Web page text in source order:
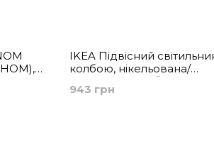
IKEA Підвісний
колбою, нікельована/
прозора куля JÄLLBY /
LUNNOM, 394.915.06
943 грн